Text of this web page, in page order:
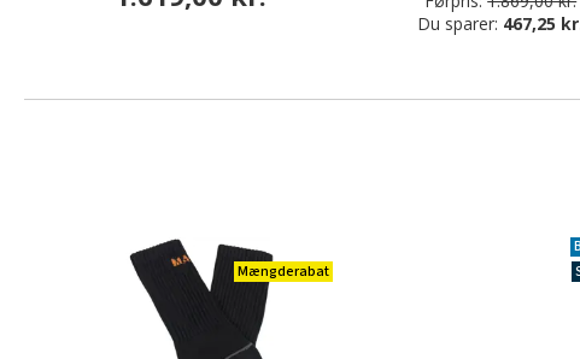
Du sparer: 467,25
Mængderabat